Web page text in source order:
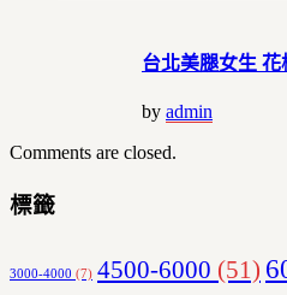
台北美腿女生 花
by admin
Comments are closed.
標籤
3000-4000 (7) 4500-6000 (51)